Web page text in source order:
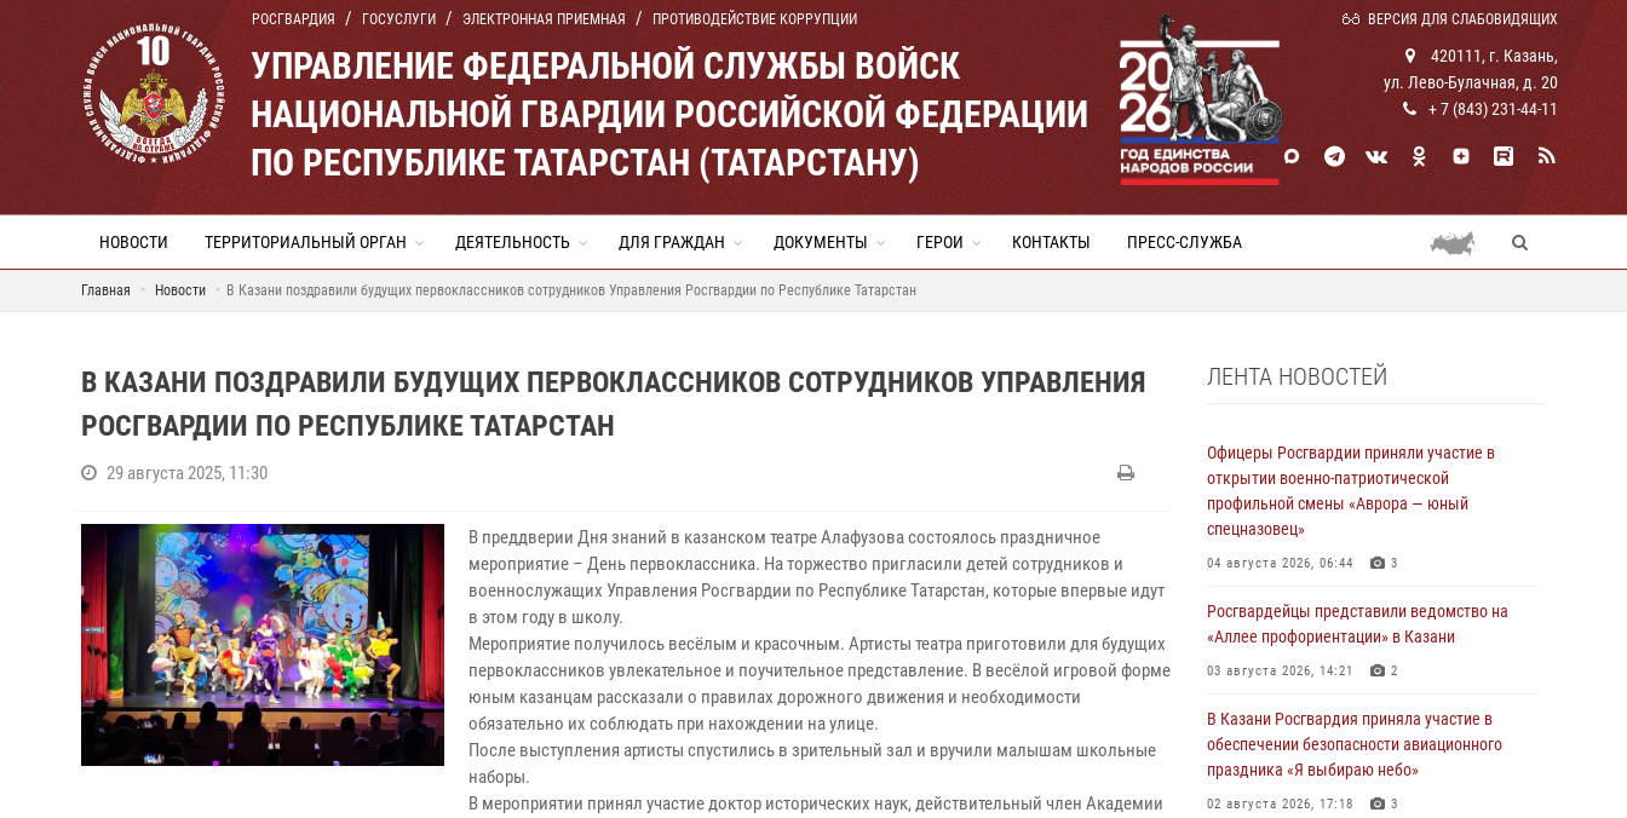
РОСГВАРДИЯ ГОСУСЛУГИ ЭЛЕКТРОННАЯ ПРИЕМНАЯ ПРОТИВОДЕЙСТВИЕ КОРРУПЦИИ ВЕРСИЯ ДЛЯ СЛАБОВИДЯЩИХ
УПРАВЛЕНИЕ ФЕДЕРАЛЬНОЙ СЛУЖБЫ ВОЙСК
НАЦИОНАЛЬНОЙ ГВАРДИИ РОССИЙСКОЙ ФЕДЕРАЦИИ
ПО РЕСПУБЛИКЕ ТАТАРСТАН (ТАТАРСТАНУ)
420111, г. Казань,
ул. Лево-Булачная, д. 20
+ 7 (843) 231-44-11
НОВОСТИ ТЕРРИТОРИАЛЬНЫЙ ОРГАН ДЕЯТЕЛЬНОСТЬ ДЛЯ ГРАЖДАН ДОКУМЕНТЫ ГЕРОИ КОНТАКТЫ ПРЕСС-СЛУЖБА
Главная Новости В Казани поздравили будущих первоклассников сотрудников Управления Росгвардии по Республике Татарстан
В КАЗАНИ ПОЗДРАВИЛИ БУДУЩИХ ПЕРВОКЛАССНИКОВ СОТРУДНИКОВ УПРАВЛЕНИЯ
РОСГВАРДИИ ПО РЕСПУБЛИКЕ ТАТАРСТАН
29 августа 2025, 11:30
В преддверии Дня знаний в казанском театре Алафузова состоялось праздничное
мероприятие – День первоклассника. На торжество пригласили детей сотрудников и
военнослужащих Управления Росгвардии по Республике Татарстан, которые впервые идут
в этом году в школу.
Мероприятие получилось весёлым и красочным. Артисты театра приготовили для будущих
первоклассников увлекательное и поучительное представление. В весёлой игровой форме
юным казанцам рассказали о правилах дорожного движения и необходимости
обязательно их соблюдать при нахождении на улице.
После выступления артисты спустились в зрительный зал и вручили малышам школьные
наборы.
В мероприятии принял участие доктор исторических наук, действительный член Академии
ЛЕНТА НОВОСТЕЙ
Офицеры Росгвардии приняли участие в
открытии военно-патриотической
профильной смены «Аврора — юный
спецназовец»
04 августа 2026, 06:44 3
Росгвардейцы представили ведомство на
«Аллее профориентации» в Казани
03 августа 2026, 14:21 2
В Казани Росгвардия приняла участие в
обеспечении безопасности авиационного
праздника «Я выбираю небо»
02 августа 2026, 17:18 3